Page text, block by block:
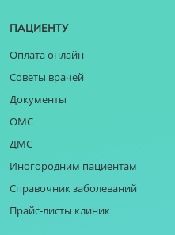
Пациенту
Оплата онлайн
Советы врачей
Документы
ОМС
ДМС
Иногородним пациентам
Справочник заболеваний
Прайс-листы клиник